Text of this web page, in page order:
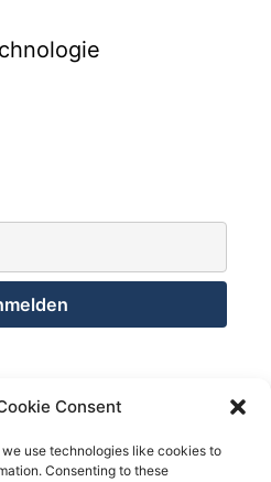
Consent
use technologies like cookies to
Consenting to these
Group GmbH